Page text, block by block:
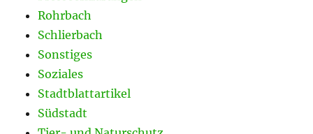
Rohrbach
Schlierbach
Sonstiges
Soziales
Stadtblattartikel
Südstadt